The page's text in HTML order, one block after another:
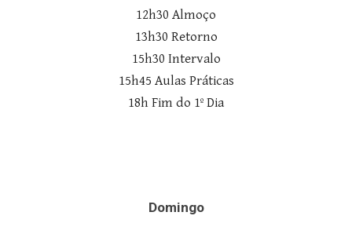
12h30 Almoço
13h30 Retorno
15h30 Intervalo
15h45 Aulas Práticas
18h Fim do 1º Dia
Domingo